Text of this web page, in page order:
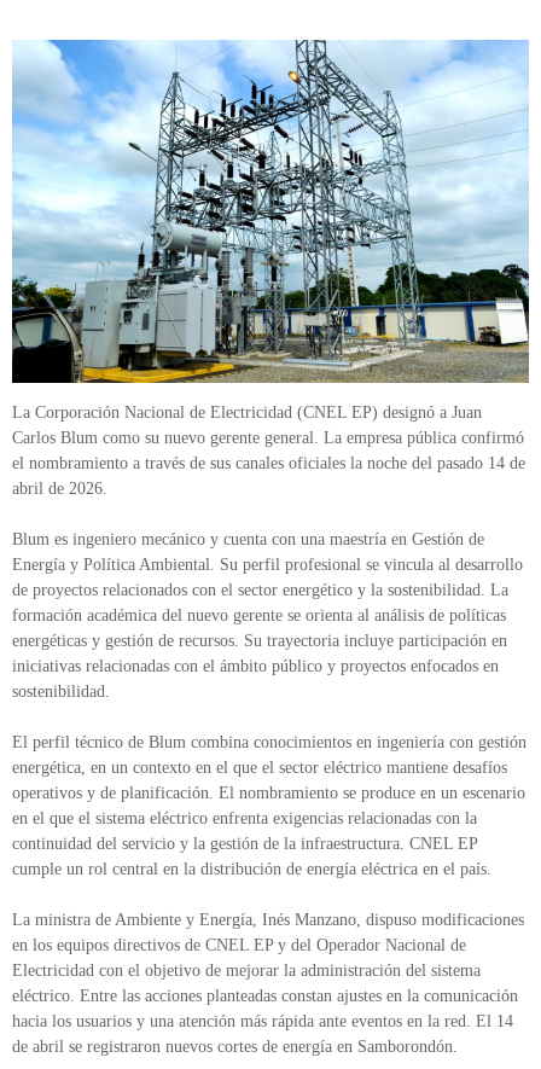
La Corporación Nacional de Electricidad (CNEL EP) designó a Juan
Carlos Blum como su nuevo gerente general. La empresa pública confirmó
el nombramiento a través de sus canales oficiales la noche del pasado 14 de
abril de 2026.
Blum es ingeniero mecánico y cuenta con una maestría en Gestión de
Energía y Política Ambiental. Su perfil profesional se vincula al desarrollo
de proyectos relacionados con el sector energético y la sostenibilidad. La
formación académica del nuevo gerente se orienta al análisis de políticas
energéticas y gestión de recursos. Su trayectoria incluye participación en
iniciativas relacionadas con el ámbito público y proyectos enfocados en
sostenibilidad.
El perfil técnico de Blum combina conocimientos en ingeniería con gestión
energética, en un contexto en el que el sector eléctrico mantiene desafíos
operativos y de planificación. El nombramiento se produce en un escenario
en el que el sistema eléctrico enfrenta exigencias relacionadas con la
continuidad del servicio y la gestión de la infraestructura. CNEL EP
cumple un rol central en la distribución de energía eléctrica en el país.
La ministra de Ambiente y Energía, Inés Manzano, dispuso modificaciones
en los equipos directivos de CNEL EP y del Operador Nacional de
Electricidad con el objetivo de mejorar la administración del sistema
eléctrico. Entre las acciones planteadas constan ajustes en la comunicación
hacia los usuarios y una atención más rápida ante eventos en la red. El 14
de abril se registraron nuevos cortes de energía en Samborondón.